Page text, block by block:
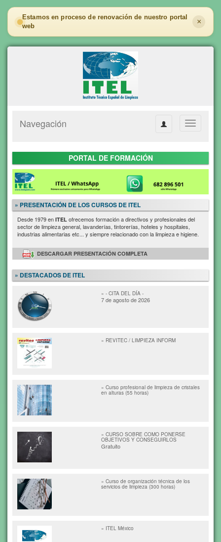
Estamos en proceso de renovación de nuestro portal
web
×
Toggle
Navegación
PORTAL DE FORMACIÓN
» PRESENTACIÓN DE LOS CURSOS DE ITEL
Desde 1979 en ITEL ofrecemos formación a directivos y profesionales del
sector de limpieza general, lavanderías, tintorerías, hoteles y hospitales,
industrias alimentarias etc... y siempre relacionado con la limpieza e higiene.
DESCARGAR PRESENTACIÓN COMPLETA
» DESTACADOS DE ITEL
» - CITA DEL DÍA -
7 de agosto de 2026
» REVITEC / LIMPIEZA INFORM
» Curso profesional de limpieza de cristales
en alturas (55 horas)
» CURSO SOBRE COMO PONERSE
OBJETIVOS Y CONSEGUIRLOS
Gratuito
» Curso de organización técnica de los
servicios de limpieza (300 horas)
» ITEL México